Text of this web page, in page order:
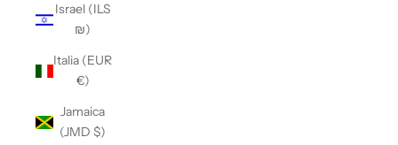
Israel (ILS
₪)
Italia (EUR
€)
Jamaica
(JMD $)